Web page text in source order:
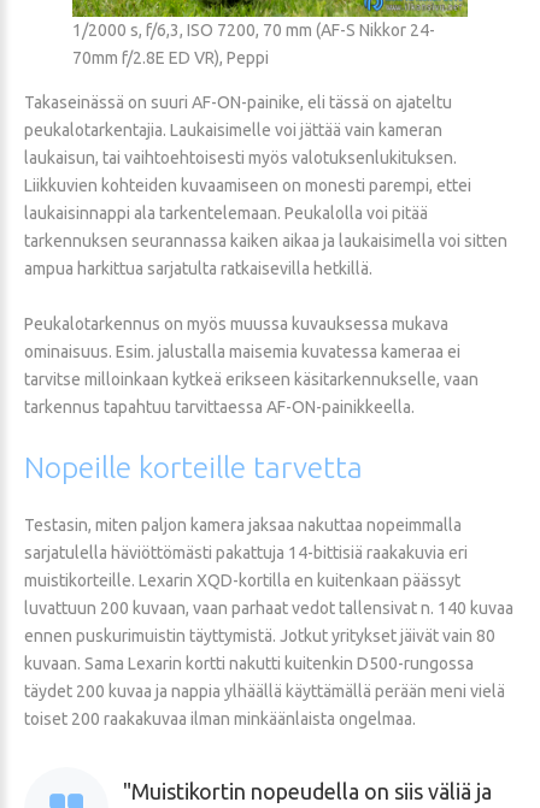
1/2000 s, f/6,3, ISO 7200, 70 mm (AF-S Nikkor 24-
70mm f/2.8E ED VR), Peppi
Takaseinässä on suuri AF-ON-painike, eli tässä on ajateltu
peukalotarkentajia. Laukaisimelle voi jättää vain kameran
laukaisun, tai vaihtoehtoisesti myös valotuksenlukituksen.
Liikkuvien kohteiden kuvaamiseen on monesti parempi, ettei
laukaisinnappi ala tarkentelemaan. Peukalolla voi pitää
tarkennuksen seurannassa kaiken aikaa ja laukaisimella voi sitten
ampua harkittua sarjatulta ratkaisevilla hetkillä.
Peukalotarkennus on myös muussa kuvauksessa mukava
ominaisuus. Esim. jalustalla maisemia kuvatessa kameraa ei
tarvitse milloinkaan kytkeä erikseen käsitarkennukselle, vaan
tarkennus tapahtuu tarvittaessa AF-ON-painikkeella.
Nopeille korteille tarvetta
Testasin, miten paljon kamera jaksaa nakuttaa nopeimmalla
sarjatulella häviöttömästi pakattuja 14-bittisiä raakakuvia eri
muistikorteille. Lexarin XQD-kortilla en kuitenkaan päässyt
luvattuun 200 kuvaan, vaan parhaat vedot tallensivat n. 140 kuvaa
ennen puskurimuistin täyttymistä. Jotkut yritykset jäivät vain 80
kuvaan. Sama Lexarin kortti nakutti kuitenkin D500-rungossa
täydet 200 kuvaa ja nappia ylhäällä käyttämällä perään meni vielä
toiset 200 raakakuvaa ilman minkäänlaista ongelmaa.
Muistikortin nopeudella on siis väliä ja